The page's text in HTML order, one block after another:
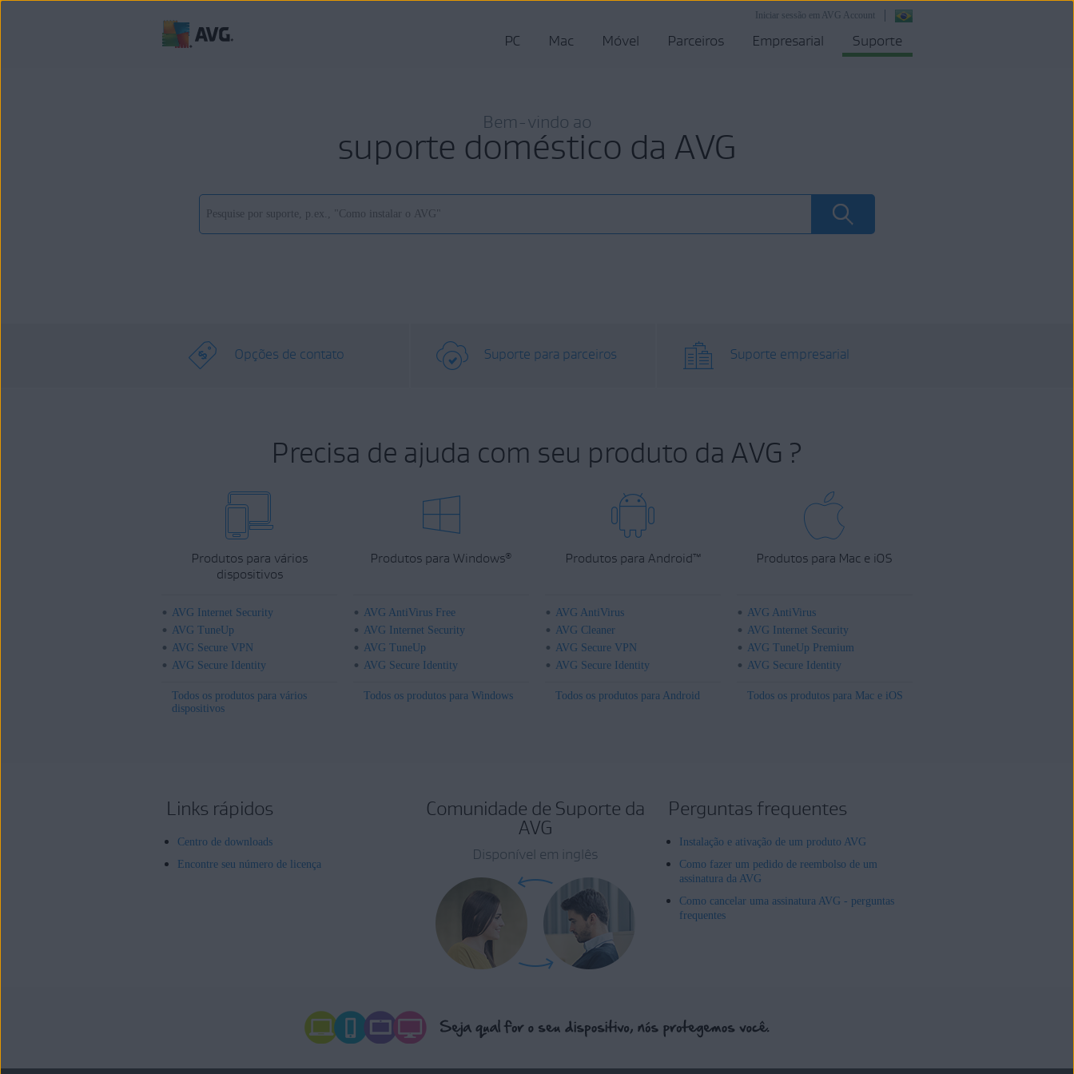
Iniciar sessão em AVG Account
PC Mac Móvel Parceiros Empresarial Suporte
Bem-vindo ao
suporte doméstico da AVG
Opções de contato Suporte para parceiros Suporte empresarial
Precisa de ajuda com seu produto da AVG ?
Produtos para vários
dispositivos
AVG Internet Security
AVG TuneUp
AVG Secure VPN
AVG Secure Identity
Todos os produtos para vários
dispositivos
Produtos para Windows®
AVG AntiVirus Free
AVG Internet Security
AVG TuneUp
AVG Secure Identity
Todos os produtos para Windows
Produtos para Android™
AVG AntiVirus
AVG Cleaner
AVG Secure VPN
AVG Secure Identity
Todos os produtos para Android
Produtos para Mac e iOS
AVG AntiVirus
AVG Internet Security
AVG TuneUp Premium
AVG Secure Identity
Todos os produtos para Mac e iOS
Links rápidos
Centro de downloads
Encontre seu número de licença
Comunidade de Suporte da
AVG
Disponível em inglês
Perguntas frequentes
Instalação e ativação de um produto AVG
Como fazer um pedido de reembolso de um
assinatura da AVG
Como cancelar uma assinatura AVG - perguntas
frequentes